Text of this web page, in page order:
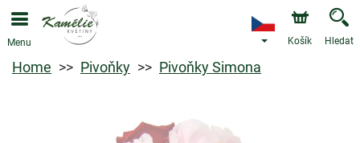
Menu Košík Hledat
Home Pivoňky Pivoňky Simona